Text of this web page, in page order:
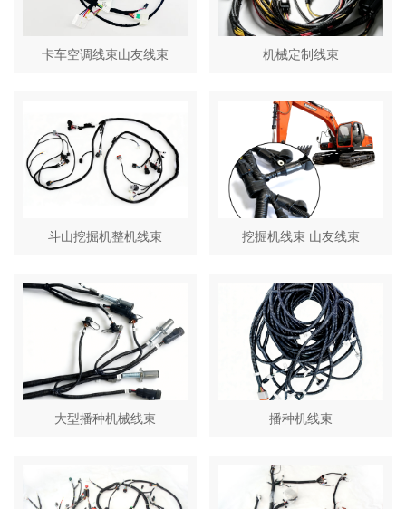
卡车空调线束山友线束 机械定制线束
斗山挖掘机整机线束 挖掘机线束 山友线束
大型播种机械线束 播种机线束